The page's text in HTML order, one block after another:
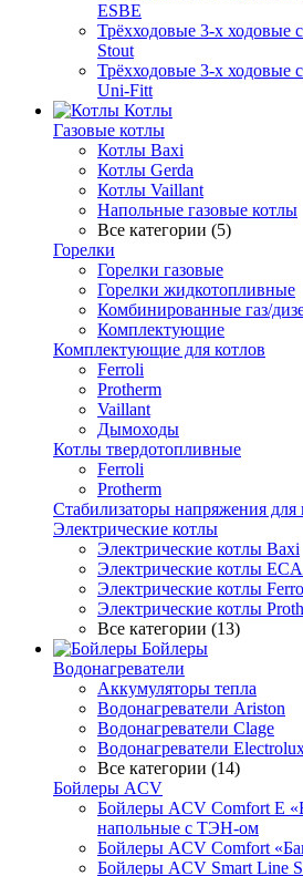
ESBE
Трёхходовые 3-х ходовые
Stout
Трёхходовые 3-х ходовые
Uni-Fitt
Котлы
Газовые котлы
Котлы Baxi
Котлы Gerda
Котлы Vaillant
Напольные газовые котлы
Все категории (5)
Горелки
Горелки газовые
Горелки жидкотопливные
Комбинированные газ/
Комплектующие
Комплектующие для котлов
Ferroli
Protherm
Vaillant
Дымоходы
Котлы твердотопливные
Ferroli
Protherm
Стабилизаторы напряжения для
Электрические котлы
Электрические котлы Baxi
Электрические котлы ECA
Электрические котлы
Электрические котлы
Все категории (13)
Бойлеры
Водонагреватели
Аккумуляторы тепла
Водонагреватели Ariston
Водонагреватели Clage
Водонагреватели
Все категории (14)
Бойлеры ACV
Бойлеры ACV Comfort E
напольные c ТЭН-ом
Бойлеры ACV Comfort
Бойлеры ACV Smart Line